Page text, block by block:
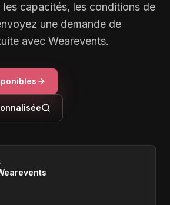
capacités, les conditions de
une demande de
avec Wearevents.